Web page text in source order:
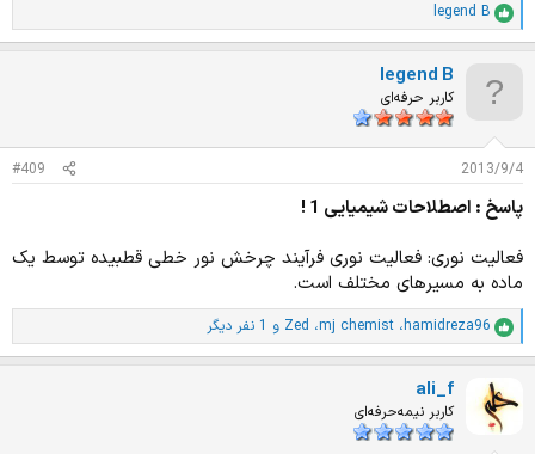
ا
م
ت
:
legend B
legend B
کاربر حرفه‌ای
2013/9/4
#409
پاسخ : اصطلاحات شیمیایی 1 !
فعالیت نوری: فعالیت نوری فرآیند چرخش نور خطی قطبیده توسط یک
ماده به مسیرهای مختلف است.
ا
م
ت
ا
hamidreza96، mj chemist، Zed و 1 نفر دیگر
ali_f
کاربر نیمه‌حرفه‌ای